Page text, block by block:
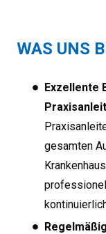
WAS UNS
Exzellente
gesamten